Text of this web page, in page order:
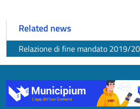
Related news
Relazione di fine mandato 2019/